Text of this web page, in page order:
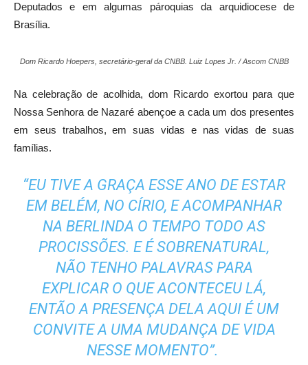
Deputados e em algumas pároquias da arquidiocese de
Brasília.
Dom Ricardo Hoepers, secretário-geral da CNBB. Luiz Lopes Jr. / Ascom CNBB
Na celebração de acolhida, dom Ricardo exortou para que
Nossa Senhora de Nazaré abençoe a cada um dos presentes
em seus trabalhos, em suas vidas e nas vidas de suas
famílias.
“EU TIVE A GRAÇA ESSE ANO DE ESTAR
EM BELÉM, NO CÍRIO, E ACOMPANHAR
NA BERLINDA O TEMPO TODO AS
PROCISSÕES. E É SOBRENATURAL,
NÃO TENHO PALAVRAS PARA
EXPLICAR O QUE ACONTECEU LÁ,
ENTÃO A PRESENÇA DELA AQUI É UM
CONVITE A UMA MUDANÇA DE VIDA
NESSE MOMENTO”.